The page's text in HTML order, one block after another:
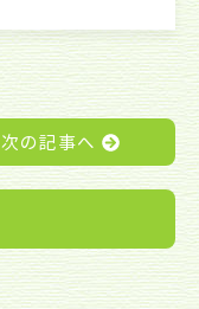
c
e
b
o
o
itt
er
e
次の記事へ